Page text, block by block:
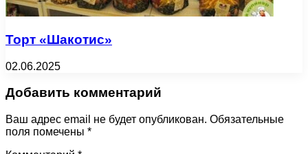
Торт «Шакотис»
02.06.2025
Добавить комментарий
Ваш адрес email не будет опубликован. Обязательные
поля помечены *